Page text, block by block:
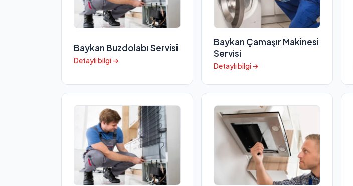
Baykan Buzdolabı Servisi
Detaylı bilgi →
Baykan Çamaşır Makinesi
Servisi
Detaylı bilgi →